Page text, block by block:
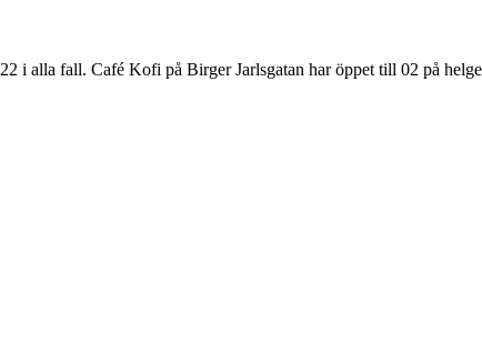
i alla fall. Café Kofi på Birger Jarlsgatan har öppet till 02 på